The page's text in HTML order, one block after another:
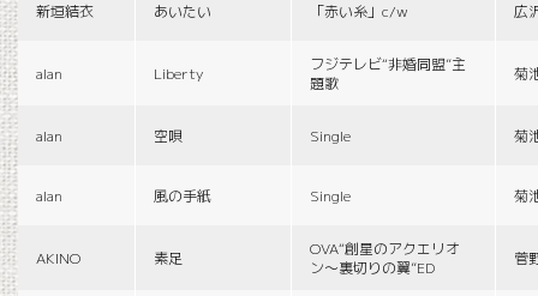
新垣結衣 あいたい 「赤い糸」c/w 広
alan Liberty
フジテレビ“非婚同盟”主
題歌
菊
alan 空唄 Single 菊
alan 風の手紙 Single 菊
AKINO 素足
OVA“創星のアクエリオ
ン〜裏切りの翼”ED
菅